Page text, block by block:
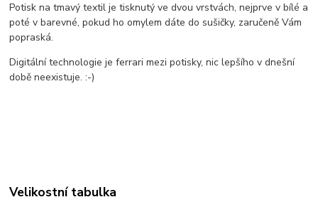
Potisk na tmavý textil je tisknutý ve dvou vrstvách, nejprve v bílé a
poté v barevné, pokud ho omylem dáte do sušičky, zaručeně Vám
popraská.
Digitální technologie je ferrari mezi potisky, nic lepšího v dnešní
době neexistuje. :-)
Velikostní tabulka